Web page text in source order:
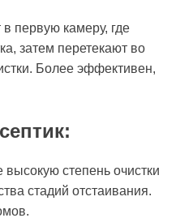
первую камеру, где
затем перетекают во
Более эффективен,
степень очистки
стадий отстаивания.